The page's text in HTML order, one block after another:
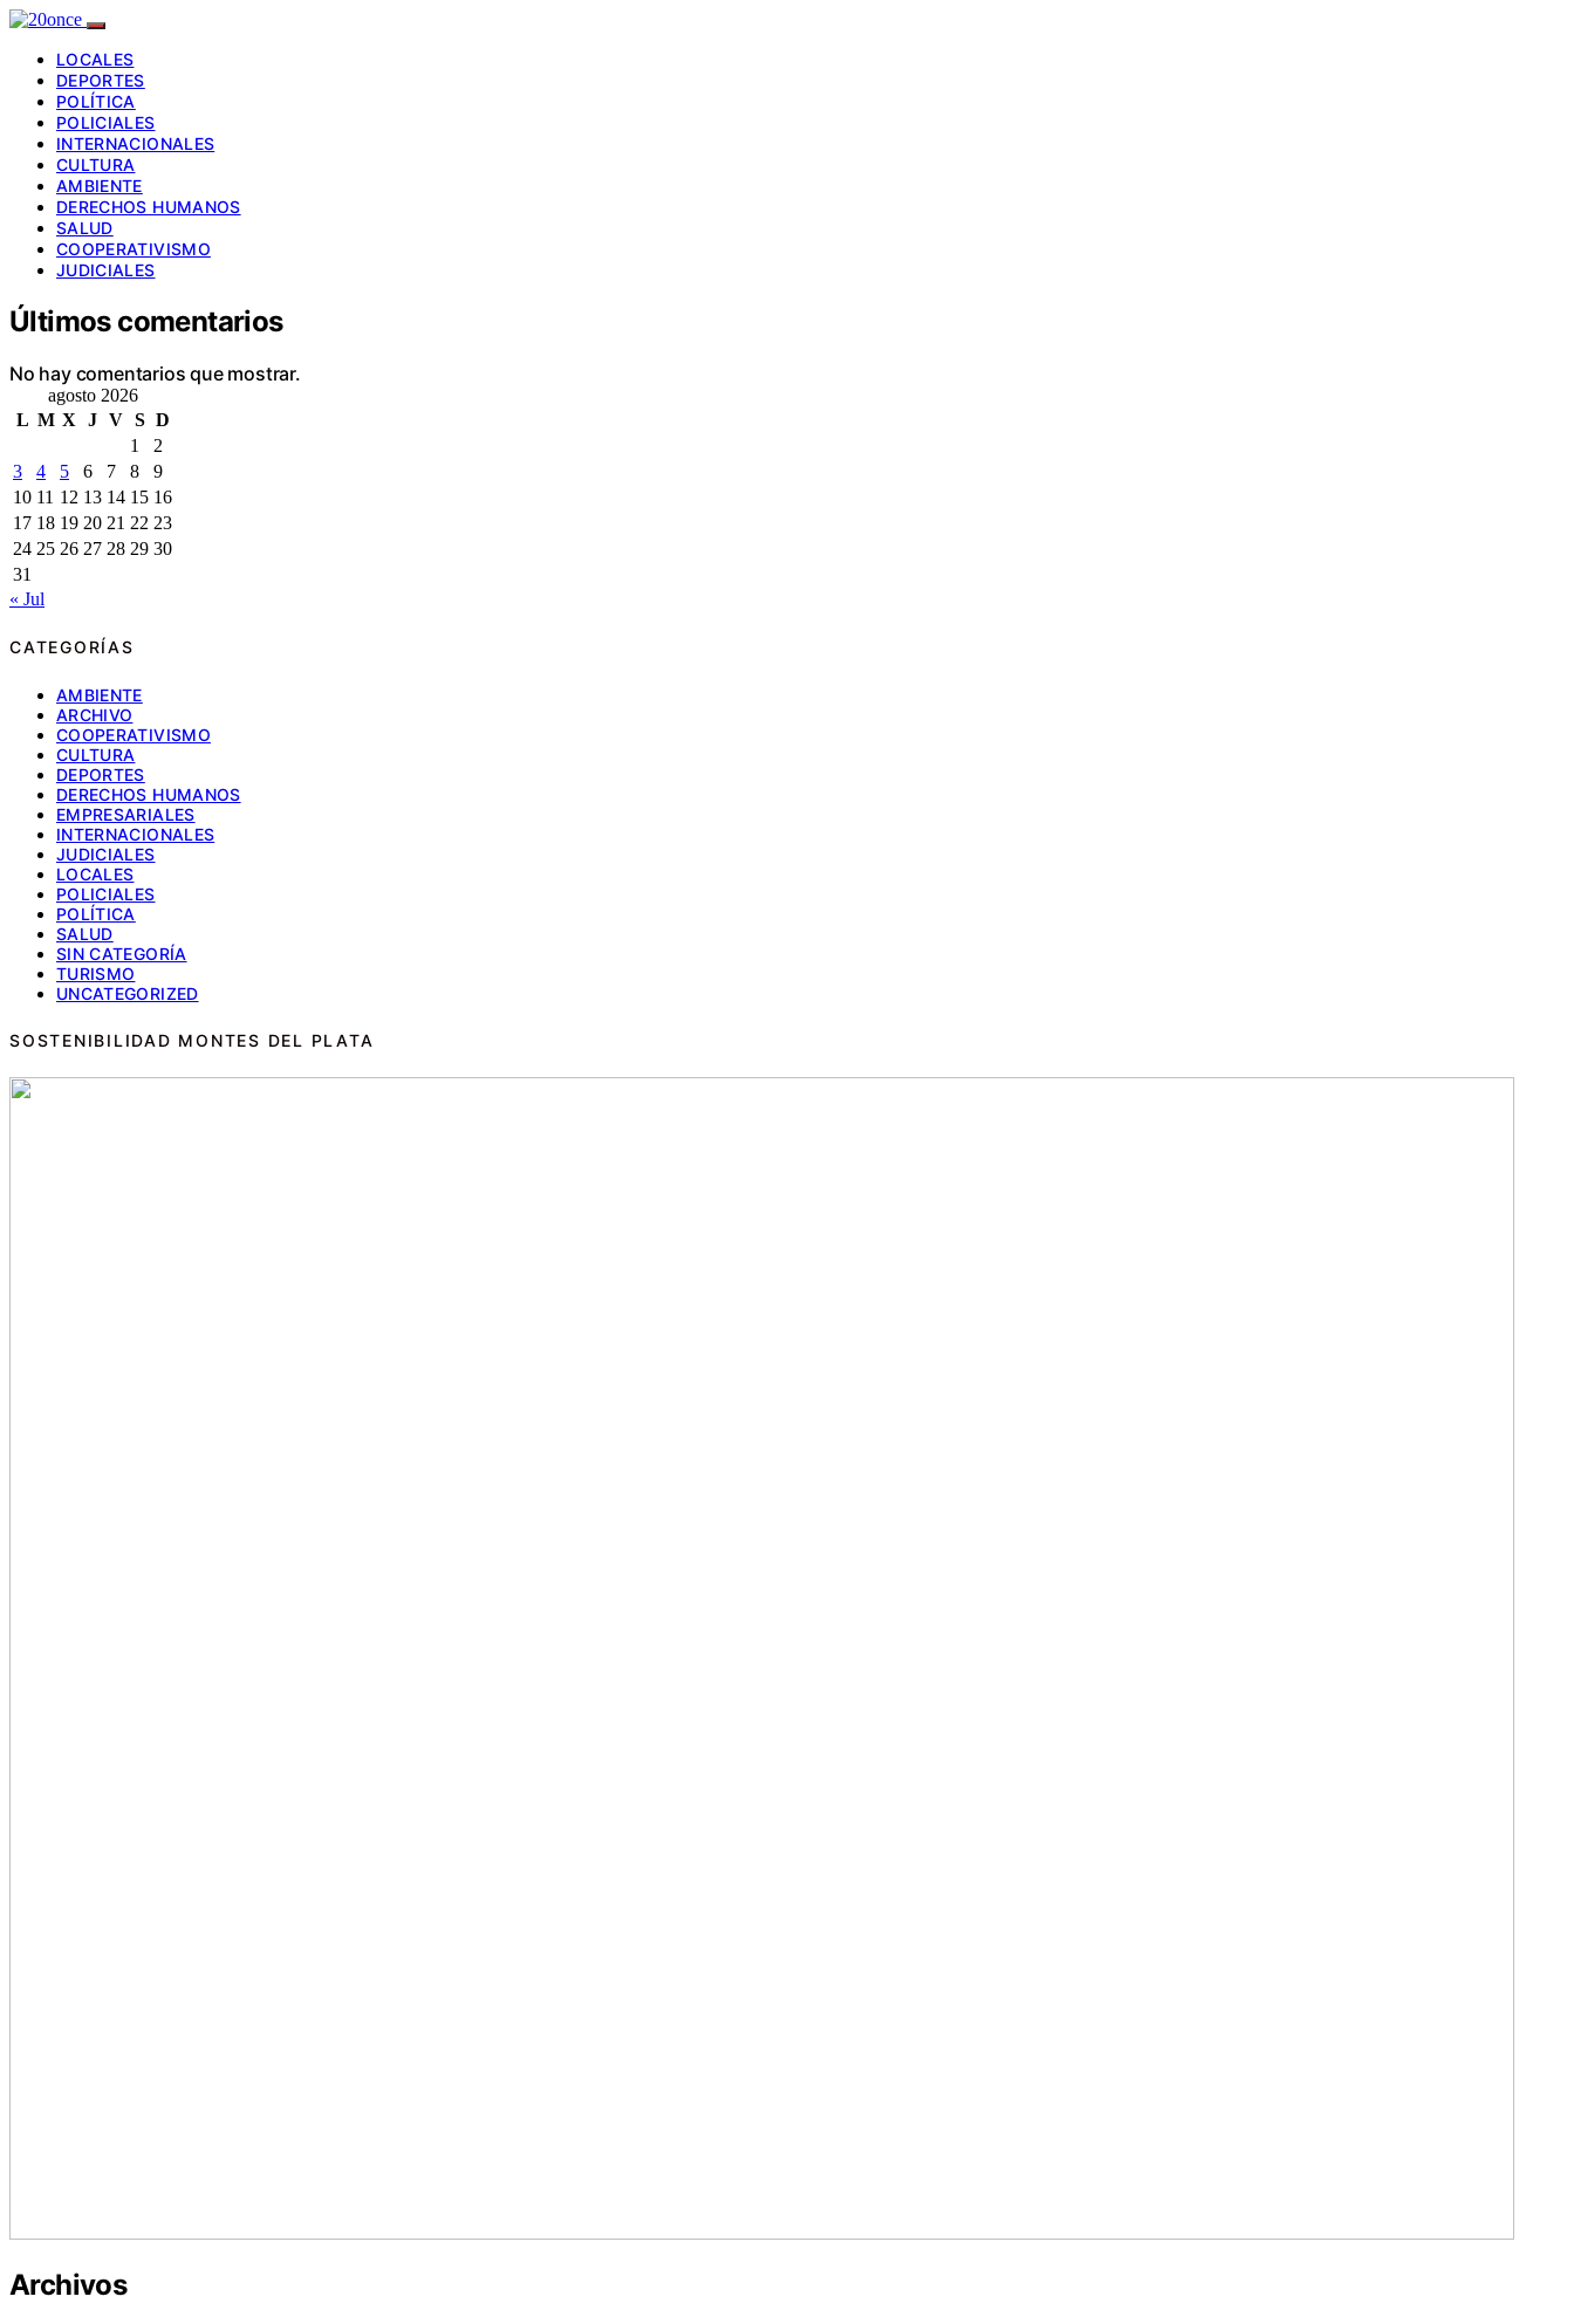
LOCALES
DEPORTES
POLÍTICA
POLICIALES
INTERNACIONALES
CULTURA
AMBIENTE
DERECHOS HUMANOS
SALUD
COOPERATIVISMO
JUDICIALES
Últimos comentarios
No hay comentarios que mostrar.
agosto 2026
L M X J V S D
1
2
3
4 5 6 7 8
9
10 11 12 13 14 15 16
17 18 19 20 21 22 23
24 25 26 27 28 29 30
31
« Jul
CATEGORÍAS
AMBIENTE
ARCHIVO
COOPERATIVISMO
CULTURA
DEPORTES
DERECHOS HUMANOS
EMPRESARIALES
INTERNACIONALES
JUDICIALES
LOCALES
POLICIALES
POLÍTICA
SALUD
SIN CATEGORÍA
TURISMO
UNCATEGORIZED
SOSTENIBILIDAD MONTES DEL PLATA
Archivos